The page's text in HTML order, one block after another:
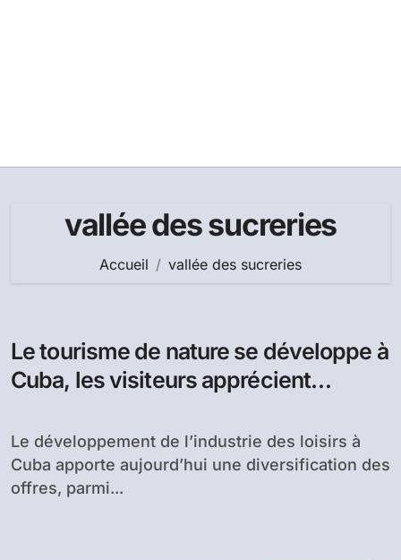
vallée des sucreries
Accueil vallée des sucreries
Le tourisme de nature se développe à
Cuba, les visiteurs apprécient
Le développement de l’industrie des loisirs à
Cuba apporte aujourd’hui une diversification des
offres, parmi...